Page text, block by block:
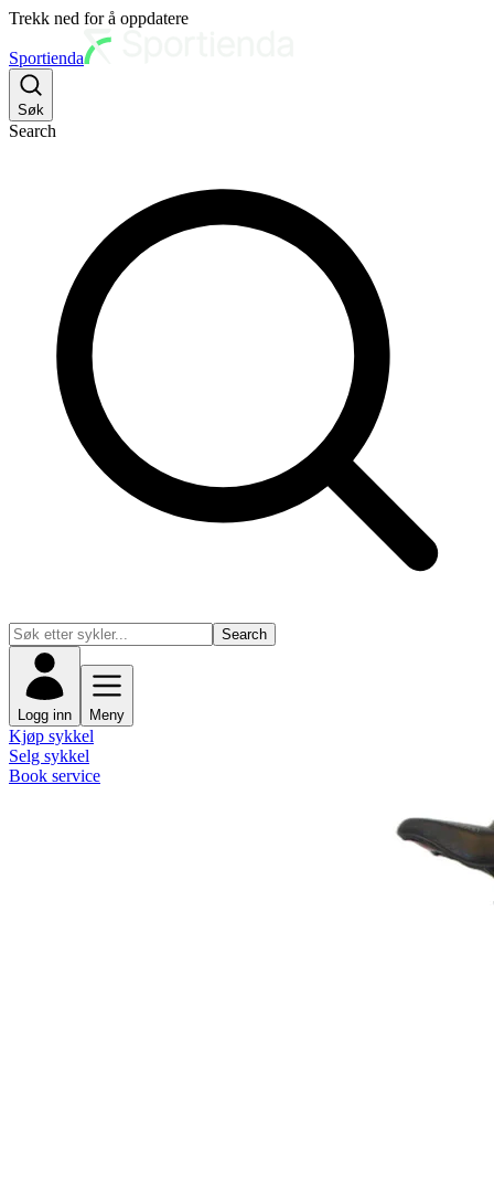
Trekk ned for å oppdatere
Sportienda
Søk
Search
Search
Logg inn Meny
Kjøp sykkel
Selg sykkel
Book service